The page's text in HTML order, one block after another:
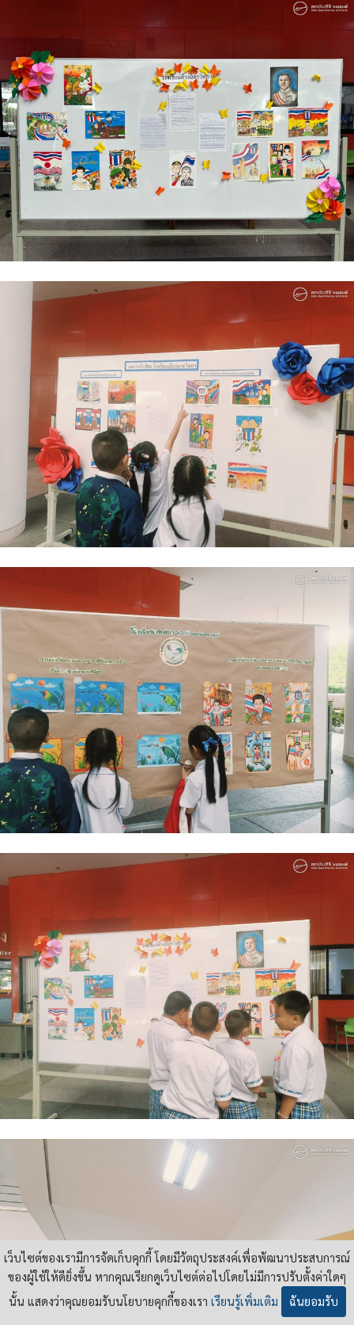
เว็บไซต์ของเรามีการจัดเก็บคุกกี้ โดยมีวัตถุประสงค์เพื่อพัฒนาประสบการณ์
ของผู้ใช้ให้ดียิ่งขึ้น หากคุณเรียกดูเว็บไซต์ต่อไปโดยไม่มีการปรับตั้งค่าใดๆ
นั้น แสดงว่าคุณยอมรับนโยบายคุกกี้ของเรา เรียนรู้เพิ่มเติม ฉันยอมรับ